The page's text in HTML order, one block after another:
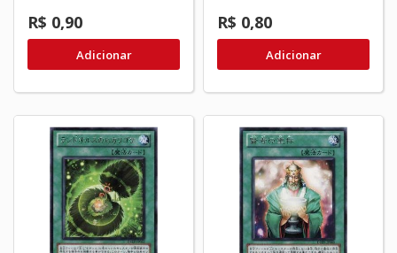
R$ 0,90
Adicionar
R$ 0,80
Adicionar